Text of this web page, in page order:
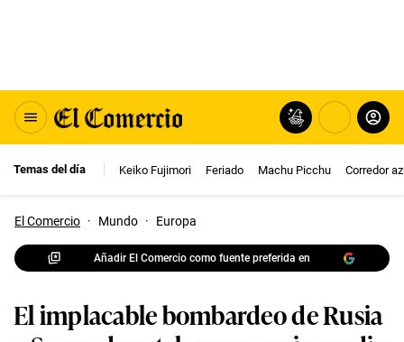
Temas del día Keiko Fujimori Feriado Machu Picchu Corredor
El Comercio · Mundo · Europa
Añadir El Comercio como fuente preferida en
El implacable bombardeo de Rusia